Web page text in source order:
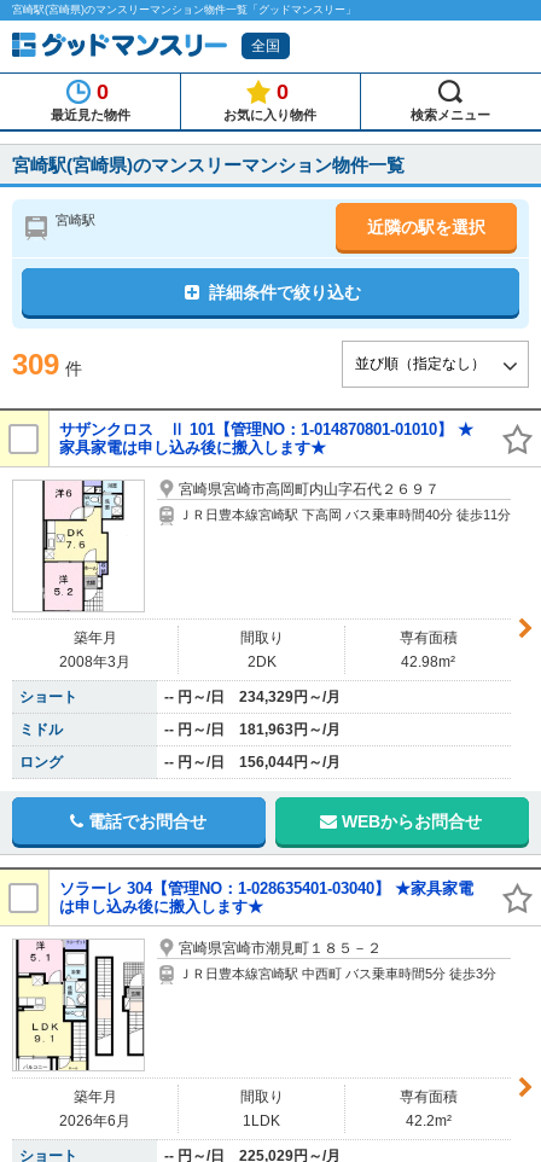
宮崎駅(宮崎県)のマンスリーマンション物件一覧「グッドマンスリー」
全国
0
最近見た物件
0
お気に入り物件 検索メニュー
宮崎駅(宮崎県)のマンスリーマンション物件一覧
宮崎駅 近隣の駅を選択
詳細条件で絞り込む
309 件
サザンクロス Ⅱ 101【管理NO：1-014870801-01010】 ★
家具家電は申し込み後に搬入します★
宮崎県宮崎市高岡町内山字石代２６９７
ＪＲ日豊本線宮崎駅 下高岡 バス乗車時間40分 徒歩11分
築年月
2008年3月
間取り
2DK
専有面積
42.98m²
ショート
-- 円～/日 234,329円～/月
ミドル
-- 円～/日 181,963円～/月
ロング
-- 円～/日 156,044円～/月
電話でお問合せ WEBからお問合せ
ソラーレ 304【管理NO：1-028635401-03040】 ★家具家電
は申し込み後に搬入します★
宮崎県宮崎市潮見町１８５－２
ＪＲ日豊本線宮崎駅 中西町 バス乗車時間5分 徒歩3分
築年月
2026年6月
間取り
1LDK
専有面積
42.2m²
ショート
-- 円～/日 225,029円～/月